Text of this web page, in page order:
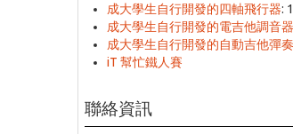
成大學生自行開發的四軸飛行器:
成大學生自行開發的電吉他調音器
成大學生自行開發的自動吉他彈
iT 幫忙鐵人賽
聯絡資訊